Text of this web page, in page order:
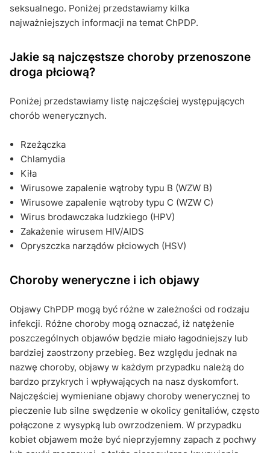
seksualnego. Poniżej przedstawiamy kilka
najważniejszych informacji na temat ChPDP.
Jakie są najczęstsze choroby przenoszone
droga płciową?
Poniżej przedstawiamy listę najczęściej występujących
chorób wenerycznych.
Rzeżączka
Chlamydia
Kiła
Wirusowe zapalenie wątroby typu B (WZW B)
Wirusowe zapalenie wątroby typu C (WZW C)
Wirus brodawczaka ludzkiego (HPV)
Zakażenie wirusem HIV/AIDS
Opryszczka narządów płciowych (HSV)
Choroby weneryczne i ich objawy
Objawy ChPDP mogą być różne w zależności od rodzaju
infekcji. Różne choroby mogą oznaczać, iż natężenie
poszczególnych objawów będzie miało łagodniejszy lub
bardziej zaostrzony przebieg. Bez względu jednak na
nazwę choroby, objawy w każdym przypadku należą do
bardzo przykrych i wpływających na nasz dyskomfort.
Najczęściej wymieniane objawy choroby wenerycznej to
pieczenie lub silne swędzenie w okolicy genitaliów, często
połączone z wysypką lub owrzodzeniem. W przypadku
kobiet objawem może być nieprzyjemny zapach z pochwy